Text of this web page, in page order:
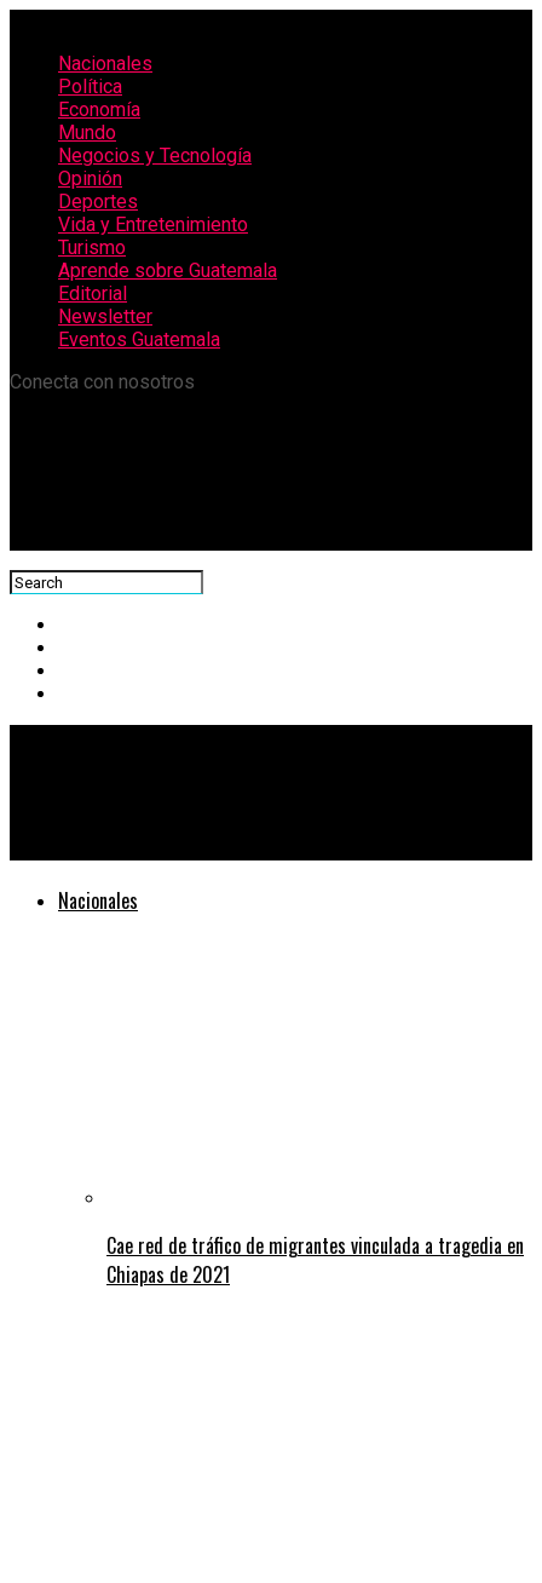
Nacionales
Política
Economía
Mundo
Negocios y Tecnología
Opinión
Deportes
Vida y Entretenimiento
Turismo
Aprende sobre Guatemala
Editorial
Newsletter
Eventos Guatemala
Conecta con nosotros
Nacionales
Cae red de tráfico de migrantes vinculada a tragedia en
Chiapas de 2021